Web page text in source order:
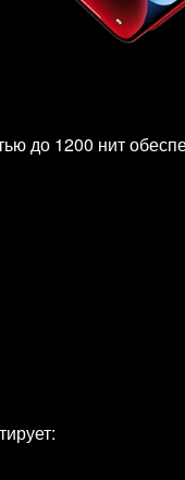
до 1200 нит